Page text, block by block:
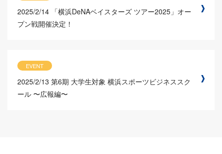
2025/2/14 「横浜DeNAベイスターズ ツアー2025」オー
プン戦開催決定！
EVENT
2025/2/13 第6期 大学生対象 横浜スポーツビジネススク
ール 〜広報編〜